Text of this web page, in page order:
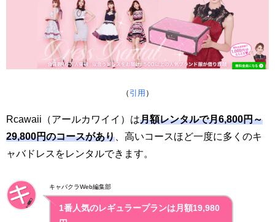
（ 引用 ）
Rcawaii（アールカワイイ）は月額レンタルで月6,800円～
29,800円のコースがあり 、高いコースほど一度に多くのキ
ャバドレスをレンタルできます。
キャバクラWeb編集部
1番人気のレギュラープランは月額19,980